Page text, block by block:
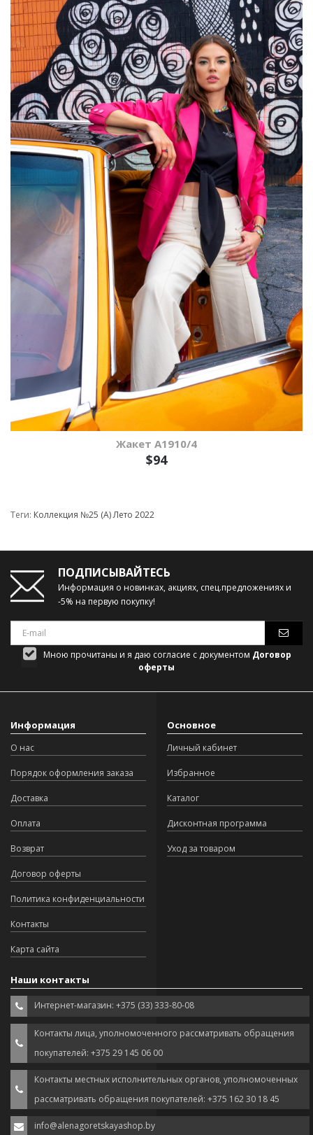
Жакет A1910/4
$94
Теги: Коллекция №25 (А) Лето 2022
ПОДПИСЫВАЙТЕСЬ
Информация о новинках, акциях, спец.предложениях и
-5% на первую покупку!
Мною прочитаны и я даю согласие с документом Договор
оферты
Информация
О нас
Порядок оформления заказа
Доставка
Оплата
Возврат
Договор оферты
Политика конфиденциальности
Контакты
Карта сайта
Основное
Личный кабинет
Избранное
Каталог
Дисконтная программа
Уход за товаром
Наши контакты
Интернет-магазин: +375 (33) 333-80-08
Контакты лица, уполномоченного рассматривать обращения
покупателей: +375 29 145 06 00
Контакты местных исполнительных органов, уполномоченных
рассматривать обращения покупателей: +375 162 30 18 45
info@alenagoretskayashop.by